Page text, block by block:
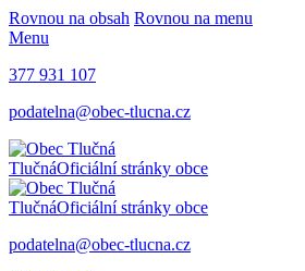
Rovnou na obsah Rovnou na menu
Menu
377 931 107
podatelna@obec-tlucna.cz
TlučnáOficiální stránky obce
TlučnáOficiální stránky obce
podatelna@obec-tlucna.cz